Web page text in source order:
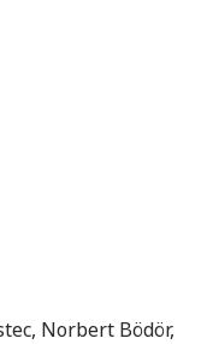
, Norbert Bödör,